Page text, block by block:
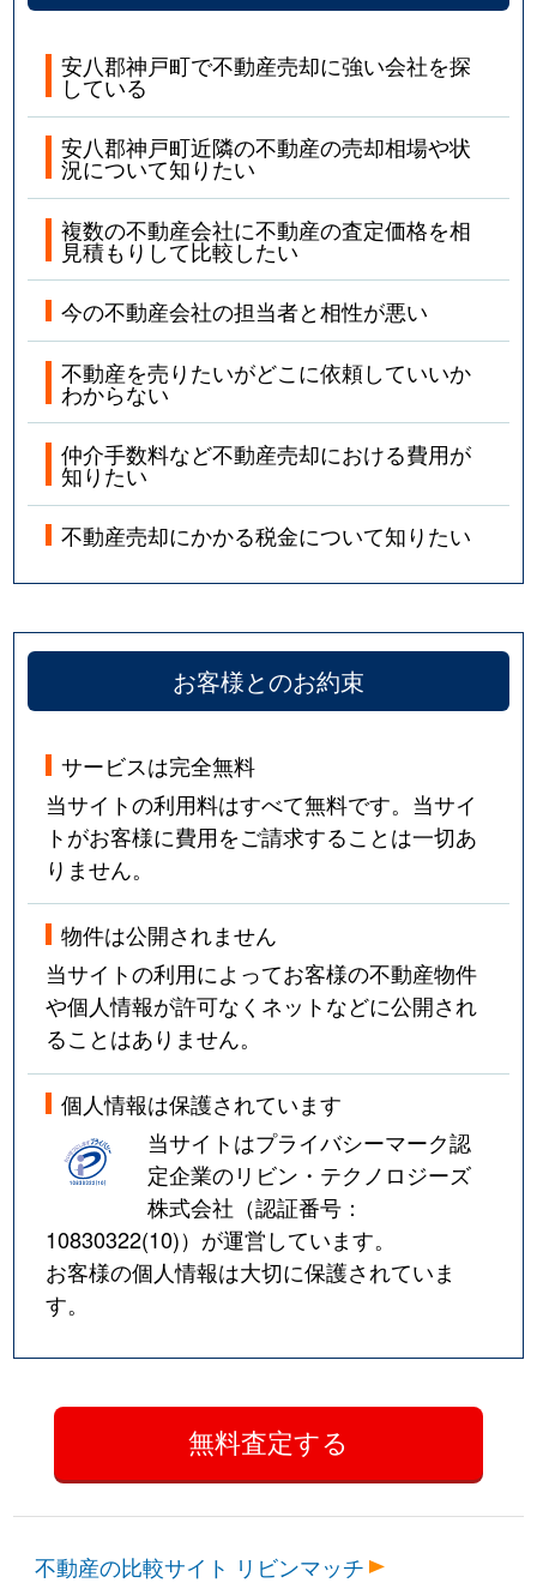
安八郡神戸町で不動産売却に強い会社を探
している
安八郡神戸町近隣の不動産の売却相場や状
況について知りたい
複数の不動産会社に不動産の査定価格を相
見積もりして比較したい
今の不動産会社の担当者と相性が悪い
不動産を売りたいがどこに依頼していいか
わからない
仲介手数料など不動産売却における費用が
知りたい
不動産売却にかかる税金について知りたい
お客様とのお約束
サービスは完全無料
当サイトの利用料はすべて無料です。当サイ
トがお客様に費用をご請求することは一切あ
りません。
物件は公開されません
当サイトの利用によってお客様の不動産物件
や個人情報が許可なくネットなどに公開され
ることはありません。
個人情報は保護されています
当サイトはプライバシーマーク認
定企業のリビン・テクノロジーズ
株式会社（認証番号：
10830322(10)）が運営しています。
お客様の個人情報は大切に保護されていま
す。
不動産の比較サイト リビンマッチ